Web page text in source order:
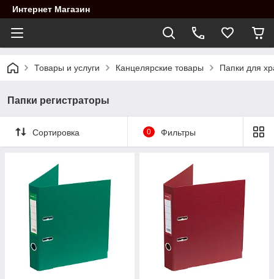
Интернет Магазин
Товары и услуги Канцелярские товары Папки для
Папки регистраторы
Сортировка 0 Фильтры